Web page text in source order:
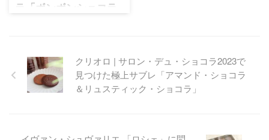
ラ「ボンボンショコラ
が手掛ける初ボンボンショコ
ラに注目！
クリオロ | サロン・デュ・ショコラ2023で
見つけた極上サブレ「アマンド・ショコラ
＆リュスティック・ショコラ」